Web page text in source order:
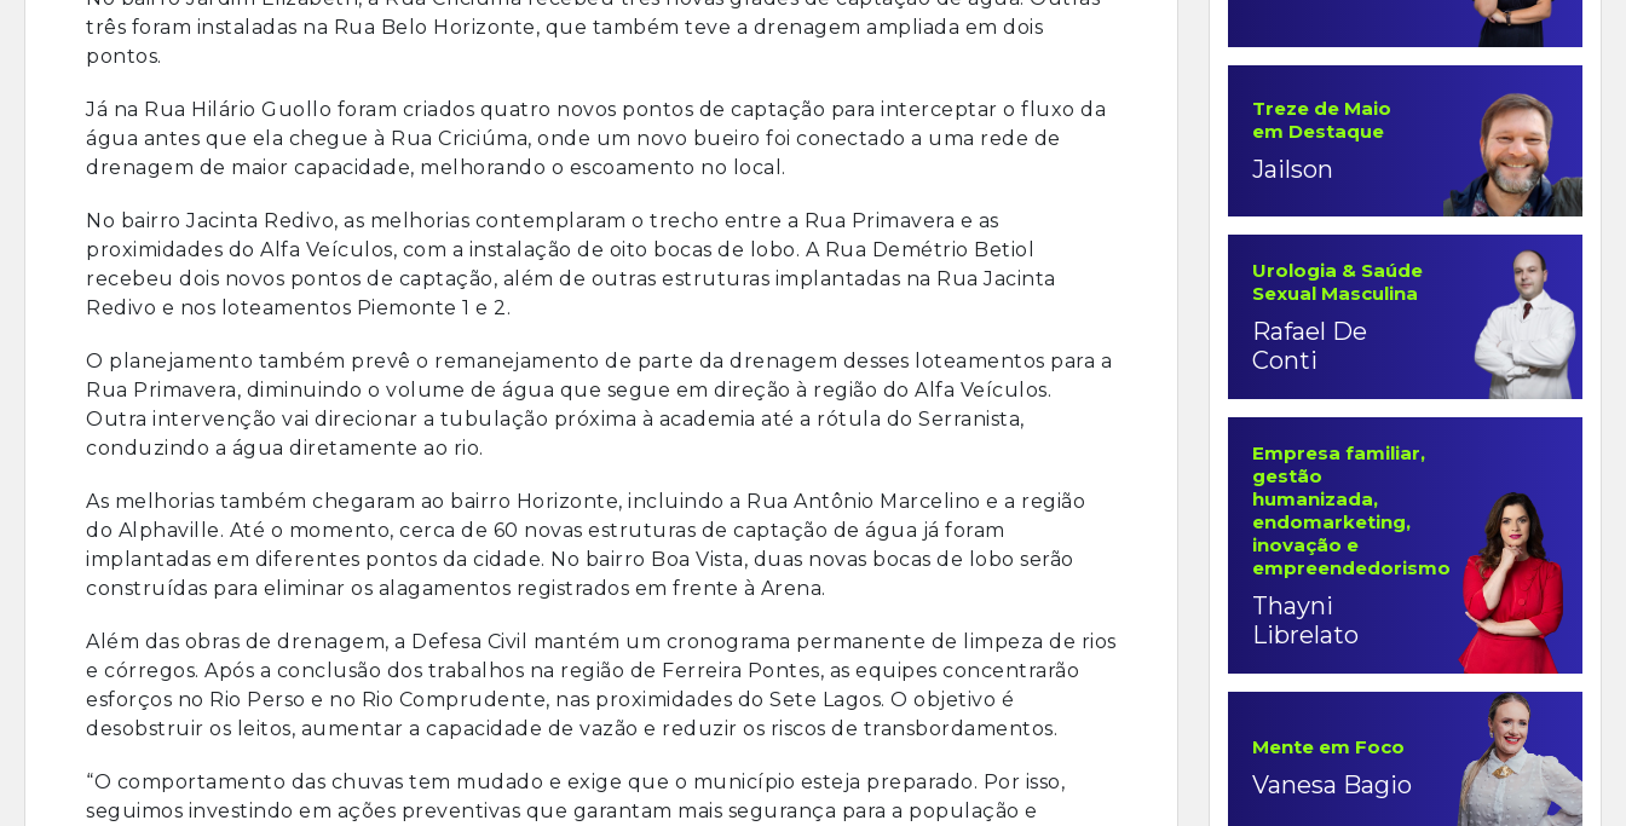
três foram instaladas na Rua Belo Horizonte, que também teve a drenagem ampliada em dois
pontos.
Já na Rua Hilário Guollo foram criados quatro novos pontos de captação para interceptar o fluxo da
água antes que ela chegue à Rua Criciúma, onde um novo bueiro foi conectado a uma rede de
drenagem de maior capacidade, melhorando o escoamento no local.
No bairro Jacinta Redivo, as melhorias contemplaram o trecho entre a Rua Primavera e as
proximidades do Alfa Veículos, com a instalação de oito bocas de lobo. A Rua Demétrio Betiol
recebeu dois novos pontos de captação, além de outras estruturas implantadas na Rua Jacinta
Redivo e nos loteamentos Piemonte 1 e 2.
O planejamento também prevê o remanejamento de parte da drenagem desses loteamentos para a
Rua Primavera, diminuindo o volume de água que segue em direção à região do Alfa Veículos.
Outra intervenção vai direcionar a tubulação próxima à academia até a rótula do Serranista,
conduzindo a água diretamente ao rio.
As melhorias também chegaram ao bairro Horizonte, incluindo a Rua Antônio Marcelino e a região
do Alphaville. Até o momento, cerca de 60 novas estruturas de captação de água já foram
implantadas em diferentes pontos da cidade. No bairro Boa Vista, duas novas bocas de lobo serão
construídas para eliminar os alagamentos registrados em frente à Arena.
Além das obras de drenagem, a Defesa Civil mantém um cronograma permanente de limpeza de rios
e córregos. Após a conclusão dos trabalhos na região de Ferreira Pontes, as equipes concentrarão
esforços no Rio Perso e no Rio Comprudente, nas proximidades do Sete Lagos. O objetivo é
desobstruir os leitos, aumentar a capacidade de vazão e reduzir os riscos de transbordamentos.
“O comportamento das chuvas tem mudado e exige que o município esteja preparado. Por isso,
seguimos investindo em ações preventivas que garantam mais segurança para a população e
Treze de Maio
em Destaque
Jailson
Urologia & Saúde
Sexual Masculina
Rafael De
Conti
Empresa familiar,
gestão
humanizada,
endomarketing,
inovação e
empreendedorismo
Thayni
Librelato
Mente em Foco
Vanesa Bagio